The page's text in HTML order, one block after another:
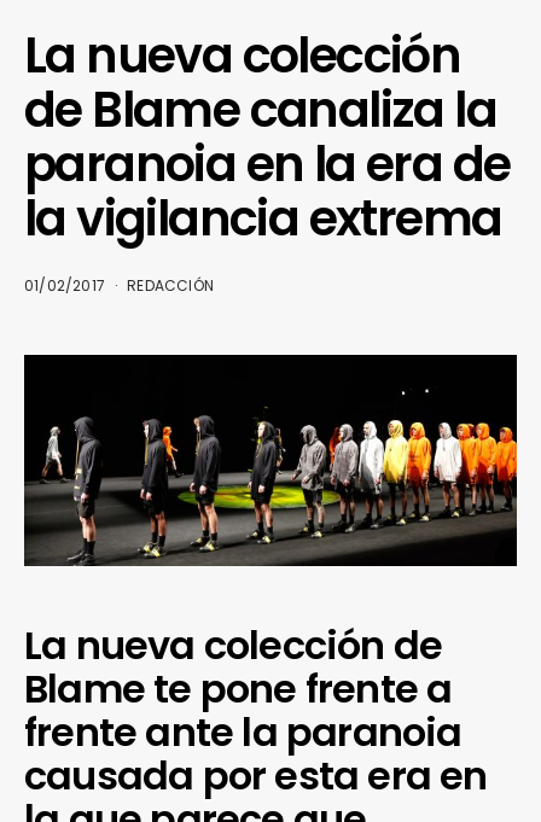
La nueva colección
de Blame canaliza la
paranoia en la era de
la vigilancia extrema
01/02/2017 REDACCIÓN
La nueva colección de
Blame te pone frente a
frente ante la paranoia
causada por esta era en